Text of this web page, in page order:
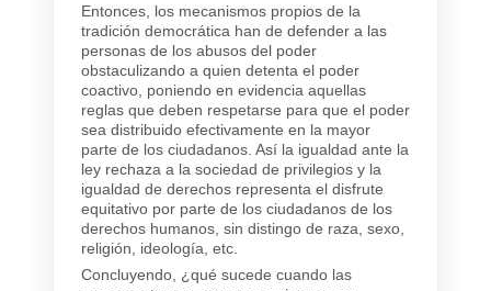
Entonces, los mecanismos propios de la
tradición democrática han de defender a las
personas de los abusos del poder
obstaculizando a quien detenta el poder
coactivo, poniendo en evidencia aquellas
reglas que deben respetarse para que el poder
sea distribuido efectivamente en la mayor
parte de los ciudadanos. Así la igualdad ante la
ley rechaza a la sociedad de privilegios y la
igualdad de derechos representa el disfrute
equitativo por parte de los ciudadanos de los
derechos humanos, sin distingo de raza, sexo,
religión, ideología, etc.
Concluyendo, ¿qué sucede cuando las